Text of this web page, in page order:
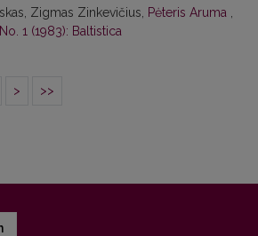
Zigmas Zinkevičius, Pėteris Aruma
1 (1983): Baltistica
> >>